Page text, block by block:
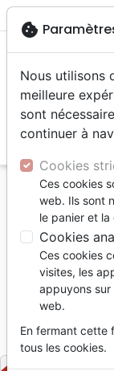
menu
Accueil Livres
Une vie
Une vie
Comment
Rick Warren
Référence
EditeurMotivé
cookie
Nous utilisons
meilleure
sont
continuer à
Cookies
Ces cookies
web. Ils sont
le panier et la
Cookies
Ces cookies
visites, les
appuyons sur
web.
En fermant cette
tous les cookies.